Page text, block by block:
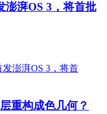
湃OS 3，将首批
重构成色几何？